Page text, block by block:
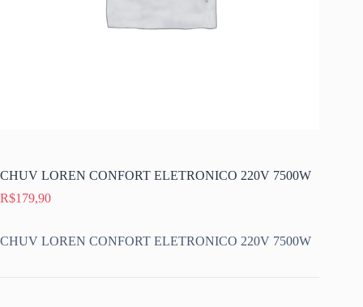
CHUV LOREN CONFORT ELETRONICO 220V 7500W
R$179,90
CHUV LOREN CONFORT ELETRONICO 220V 7500W